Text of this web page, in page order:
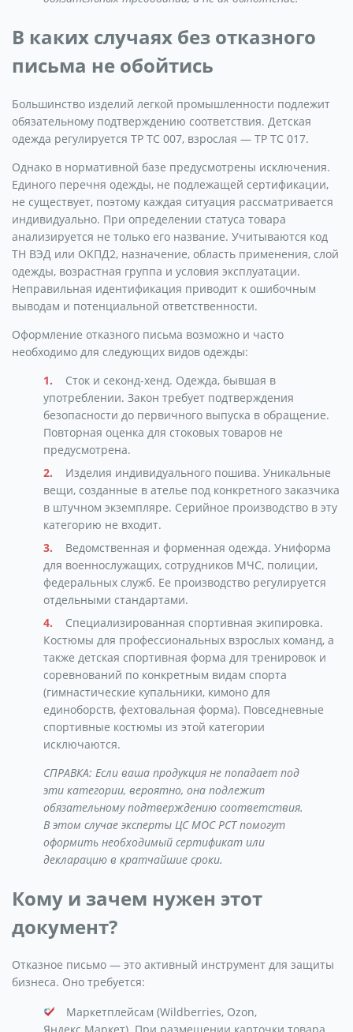
В каких случаях без отказного
письма не обойтись
Большинство изделий легкой промышленности подлежит
обязательному подтверждению соответствия. Детская
одежда регулируется ТР ТС 007, взрослая — ТР ТС 017.
Однако в нормативной базе предусмотрены исключения.
Единого перечня одежды, не подлежащей сертификации,
не существует, поэтому каждая ситуация рассматривается
индивидуально. При определении статуса товара
анализируется не только его название. Учитываются код
ТН ВЭД или ОКПД2, назначение, область применения, слой
одежды, возрастная группа и условия эксплуатации.
Неправильная идентификация приводит к ошибочным
выводам и потенциальной ответственности.
Оформление отказного письма возможно и часто
необходимо для следующих видов одежды:
Сток и секонд-хенд. Одежда, бывшая в
употреблении. Закон требует подтверждения
безопасности до первичного выпуска в обращение.
Повторная оценка для стоковых товаров не
предусмотрена.
Изделия индивидуального пошива. Уникальные
вещи, созданные в ателье под конкретного заказчика
в штучном экземпляре. Серийное производство в эту
категорию не входит.
Ведомственная и форменная одежда. Униформа
для военнослужащих, сотрудников МЧС, полиции,
федеральных служб. Ее производство регулируется
отдельными стандартами.
Специализированная спортивная экипировка.
Костюмы для профессиональных взрослых команд, а
также детская спортивная форма для тренировок и
соревнований по конкретным видам спорта
(гимнастические купальники, кимоно для
единоборств, фехтовальная форма). Повседневные
спортивные костюмы из этой категории
исключаются.
СПРАВКА: Если ваша продукция не попадает под
эти категории, вероятно, она подлежит
обязательному подтверждению соответствия.
В этом случае эксперты ЦС МОС РСТ помогут
оформить необходимый сертификат или
декларацию в кратчайшие сроки.
Кому и зачем нужен этот
документ?
Отказное письмо — это активный инструмент для защиты
бизнеса. Оно требуется:
Маркетплейсам (Wildberries, Ozon,